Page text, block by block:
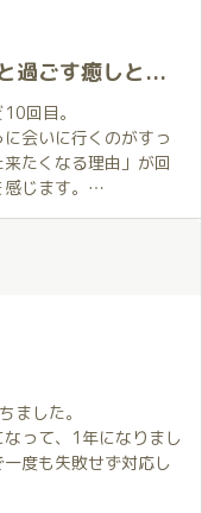
したが、ほのかさん
間になりました。ま
丁寧に対応していた
心ほどける10回目──穂香さんと過ごす癒しと色香の2枠時間
回目。
会いに行くのがすっ
たくなる理由」が回
じます。
う特別なタイミン
ロングコースで予約
していた浴衣姿で登
しい優しさや柔らか
まっていたような気
りと温かくて言葉に
ました。
って、1年になりまし
度も失敗せず対応し